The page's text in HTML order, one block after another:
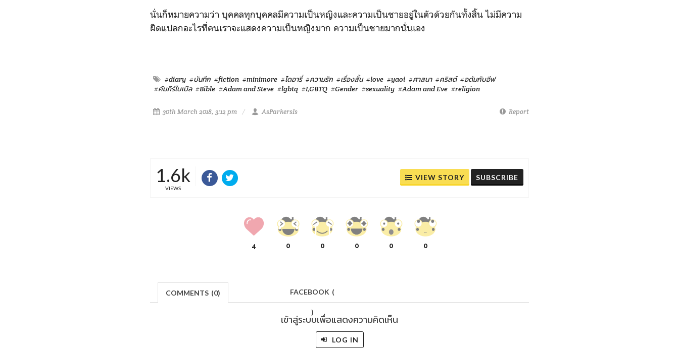
นั่นก็หมายความว่า บุคคลทุกบุคคลมีความเป็นหญิงและความเป็นชายอยู่ในตัวด้วยกันทั้งสิ้น ไม่มีความ
ผิดแปลกอะไรที่คนเราจะแสดงความเป็นหญิงมาก ความเป็นชายมากนั่นเอง
#diary #บันทึก #fiction #minimore #ไดอารี่ #ความรัก #เรื่องสั้น #love #yaoi #ศาสนา #คริสต์ #อดัมกับอีฟ
#คัมภีร์ไบเบิล #Bible #Adam and Steve #lgbtq #LGBTQ #Gender #sexuality #Adam and Eve #religion
30th March 2018, 3:12 pm AsParkersIs Report
1.6k
VIEWS
VIEW STORY SUBSCRIBE
4 0 0 0 0 0
COMMENTS (0) FACEBOOK (
)
เข้าสู่ระบบเพื่อแสดงความคิดเห็น
LOG IN